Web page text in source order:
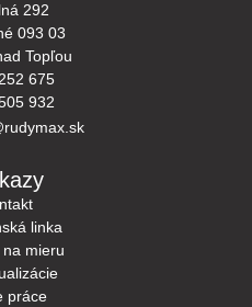
292
093 03
Topľou
675
932
linka
mieru
práce